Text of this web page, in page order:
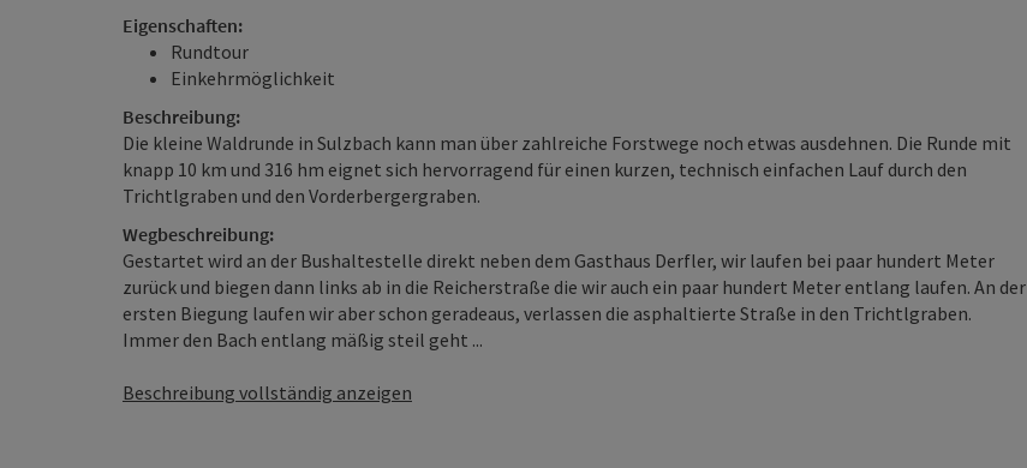
Eigenschaften:
Rundtour
Einkehrmöglichkeit
Beschreibung:
Die kleine Waldrunde in Sulzbach kann man über zahlreiche Forstwege noch etwas ausdehnen. Die Runde mit
knapp 10 km und 316 hm eignet sich hervorragend für einen kurzen, technisch einfachen Lauf durch den
Trichtlgraben und den Vorderbergergraben.
Wegbeschreibung:
Gestartet wird an der Bushaltestelle direkt neben dem Gasthaus Derfler, wir laufen bei paar hundert Meter
zurück und biegen dann links ab in die Reicherstraße die wir auch ein paar hundert Meter entlang laufen. An der
ersten Biegung laufen wir aber schon geradeaus, verlassen die asphaltierte Straße in den Trichtlgraben.
Immer den Bach entlang mäßig steil geht ...
Beschreibung vollständig anzeigen